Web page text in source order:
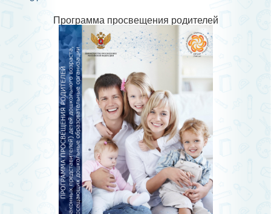
Программа просвещения родителей